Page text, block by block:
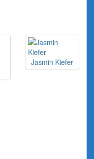
Jasmin Kiefer